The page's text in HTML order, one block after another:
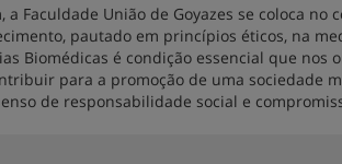
a Faculdade União de Goyazes se coloca
pautado em princípios éticos, na
Biomédicas é condição essencial que nos
para a promoção de uma sociedade
de responsabilidade social e